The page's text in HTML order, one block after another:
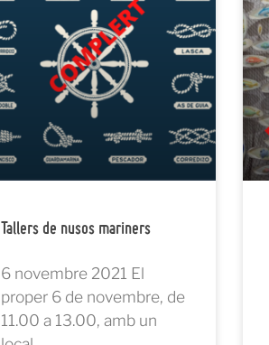
Tallers de nusos mariners
6 novembre 2021 El
proper 6 de novembre, de
11.00 a 13.00, amb un